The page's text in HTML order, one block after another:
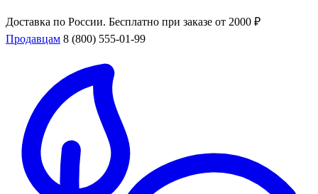
Доставка по России. Бесплатно при заказе от 2000 ₽
Продавцам 8 (800) 555-01-99